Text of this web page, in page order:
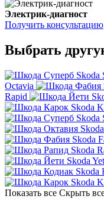
Электрик-диагност
Получить консультацию
Выбрать
Skoda
Octavia
Rapid
Skoda
Skoda
Skoda
Skoda
Skoda
Skoda
Skoda
Показать все Скрыть